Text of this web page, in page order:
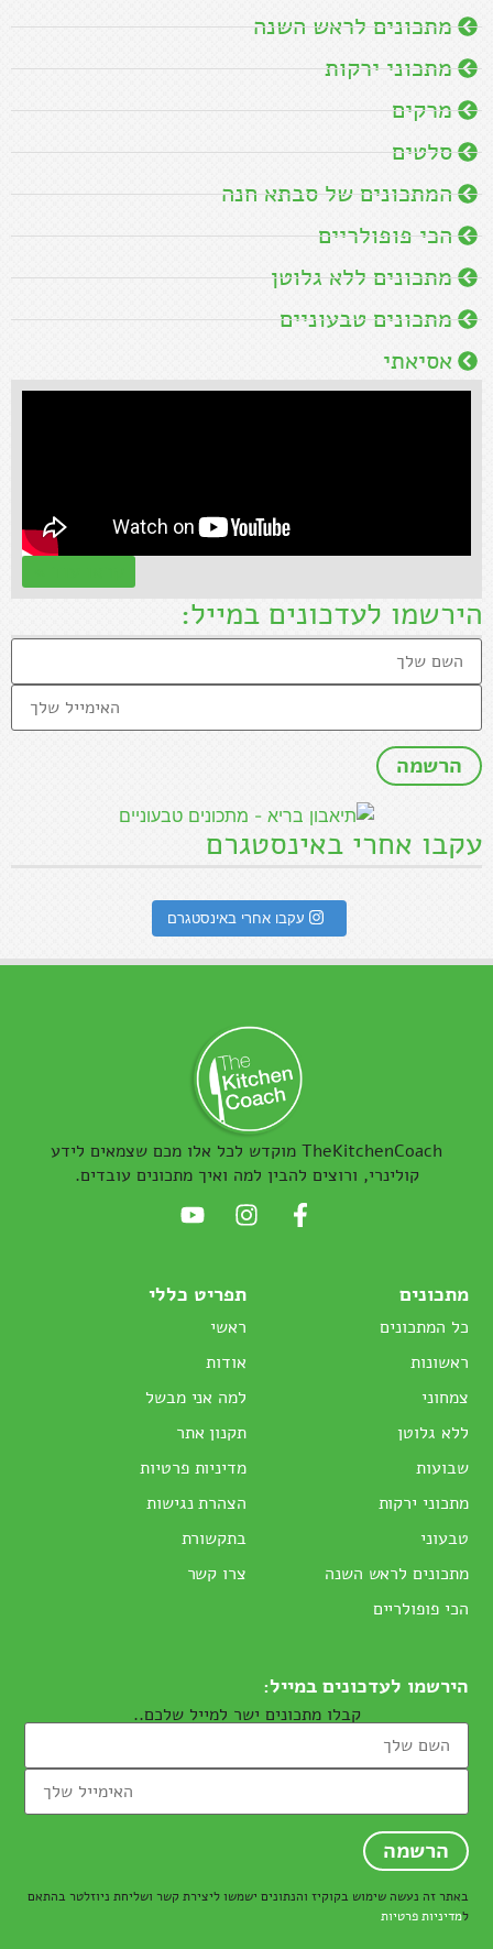
מתכונים לראש השנה
מתכוני ירקות
מרקים
סלטים
המתכונים של סבתא חנה
הכי פופולריים
מתכונים ללא גלוטן
מתכונים טבעוניים
אסיאתי
הירשמו לעדכונים במייל:
עקבו אחרי באינסטגרם
עקבו אחרי באינסטגרם
TheKitchenCoach מוקדש לכל אלו מכם שצמאים לידע
קולינרי, ורוצים להבין למה ואיך מתכונים עובדים.
מתכונים
כל המתכונים
ראשונות
צמחוני
ללא גלוטן
שבועות
מתכוני ירקות
טבעוני
מתכונים לראש השנה
הכי פופולריים
תפריט כללי
ראשי
אודות
למה אני מבשל
תקנון אתר
מדיניות פרטיות
הצהרת נגישות
בתקשורת
צרו קשר
הירשמו לעדכונים במייל:
קבלו מתכונים ישר למייל שלכם..
באתר זה נעשה שימוש בקוקיז והנתונים ישמשו ליצירת קשר ושליחת ניוזלטר בהתאם
למדיניות פרטיות